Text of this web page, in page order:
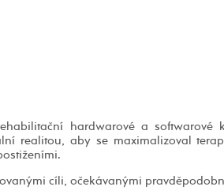
hardwarové a softwarové
realitou, aby se maximalizoval
cíli, očekávanými